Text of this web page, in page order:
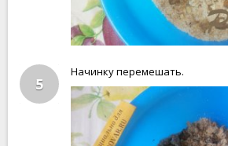
5
Начинку перемешать.